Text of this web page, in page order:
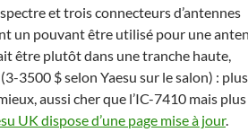
et trois connecteurs d’antennes
un pouvant être utilisé pour une
être plutôt dans une tranche haute,
3500 $ selon Yaesu sur le salon) : plus
aussi cher que l’IC-7410 mais plus
UK dispose d’une page mise à jour.